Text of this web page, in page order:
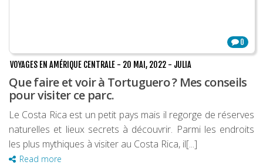
0
VOYAGES EN AMÉRIQUE CENTRALE - 20 MAI, 2022 - JULIA
Que faire et voir à Tortuguero ? Mes conseils
pour visiter ce parc.
Le Costa Rica est un petit pays mais il regorge de réserves
naturelles et lieux secrets à découvrir. Parmi les endroits
les plus mythiques à visiter au Costa Rica, il[...]
Read more